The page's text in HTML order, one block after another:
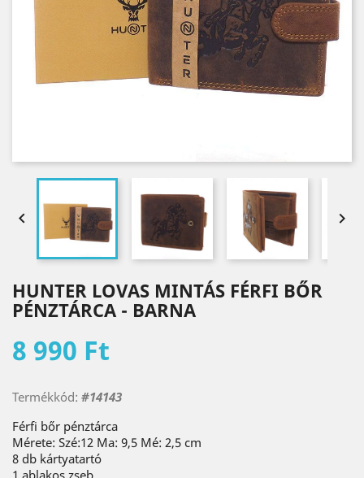
 
HUNTER LOVAS MINTÁS FÉRFI BŐR
PÉNZTÁRCA - BARNA
8 990 Ft
Termékkód: #14143
Férfi bőr pénztárca
Mérete: Szé:12 Ma: 9,5 Mé: 2,5 cm
8 db kártyatartó
1 ablakos zseb